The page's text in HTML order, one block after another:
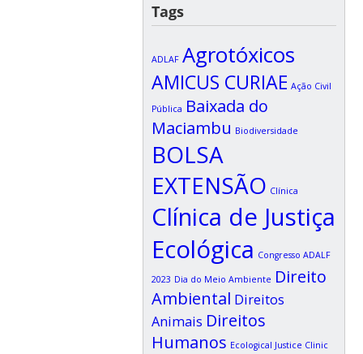
Tags
ADLAF Agrotóxicos
AMICUS CURIAE Ação Civil
Pública Baixada do
Maciambu Biodiversidade
BOLSA
EXTENSÃO Clínica
Clínica de Justiça
Ecológica Congresso ADALF
2023 Dia do Meio Ambiente Direito
Ambiental Direitos
Animais Direitos
Humanos Ecological Justice Clinic